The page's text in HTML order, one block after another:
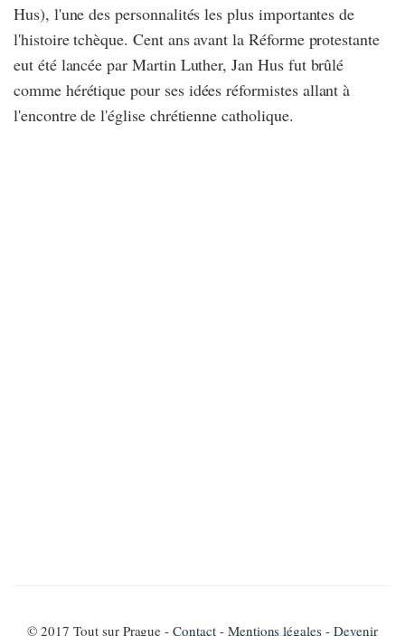
Hus), l'une des personnalités les plus importantes de
l'histoire tchèque. Cent ans avant la Réforme protestante
eut été lancée par Martin Luther, Jan Hus fut brûlé
comme hérétique pour ses idées réformistes allant à
l'encontre de l'église chrétienne catholique.
© 2017 Tout sur Prague -Contact- Mentions légales - Devenir